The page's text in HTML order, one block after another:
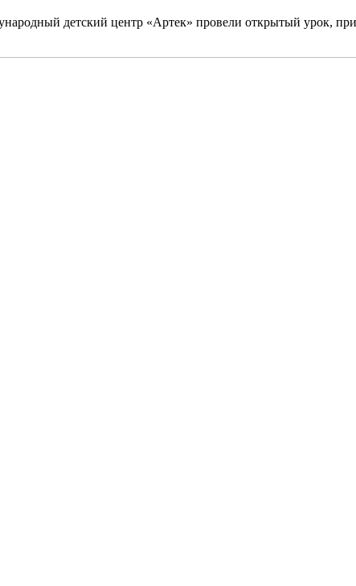
детский центр «Артек» провели открытый урок,